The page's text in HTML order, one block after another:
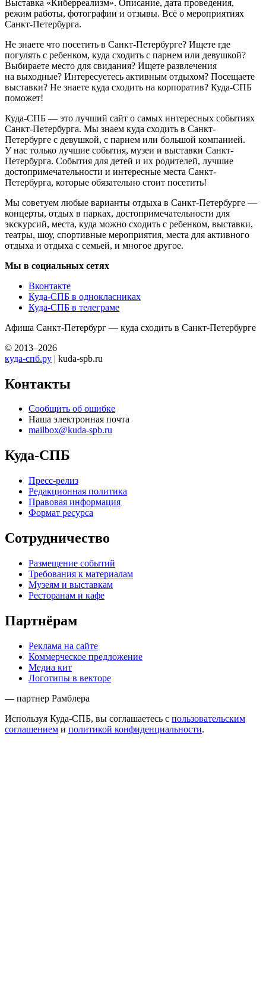
Выставка «Киберреализм». Описание, дата проведения,
режим работы, фотографии и отзывы. Всё о мероприятиях
Санкт-Петербурга.
Не знаете что посетить в Санкт-Петербурге? Ищете где
погулять с ребенком, куда сходить с парнем или девушкой?
Выбираете место для свидания? Ищете развлечения
на выходные? Интересуетесь активным отдыхом? Посещаете
выставки? Не знаете куда сходить на корпоратив? Куда-СПБ
поможет!
Куда-СПБ — это лучший сайт о самых интересных событиях
Санкт-Петербурга. Мы знаем куда сходить в Санкт-
Петербурге с девушкой, с парнем или большой компанией.
У нас только лучшие события, музеи и выставки Санкт-
Петербурга. События для детей и их родителей, лучшие
достопримечательности и интересные места Санкт-
Петербурга, которые обязательно стоит посетить!
Мы советуем любые варианты отдыха в Санкт-Петербурге —
концерты, отдых в парках, достопримечательности для
экскурсий, места, куда можно сходить с ребенком, выставки,
театры, шоу, спортивные мероприятия, места для активного
отдыха и отдыха с семьей, и многое другое.
Мы в социальных сетях
Вконтакте
Куда-СПБ в однокласниках
Куда-СПБ в телеграме
Афиша Санкт-Петербург — куда сходить в Санкт-Петербурге
© 2013–2026
куда-спб.ру | kuda-spb.ru
Контакты
Сообщить об ошибке
Наша электронная почта
mailbox@kuda-spb.ru
Куда-СПБ
Пресс-релиз
Редакционная политика
Правовая информация
Формат ресурса
Сотрудничество
Размещение событий
Требования к материалам
Музеям и выставкам
Ресторанам и кафе
Партнёрам
Реклама на сайте
Коммерческое предложение
Медиа кит
Логотипы в векторе
— партнер Рамблера
Используя Куда-СПБ, вы соглашаетесь с пользовательским
соглашением и политикой конфиденциальности.